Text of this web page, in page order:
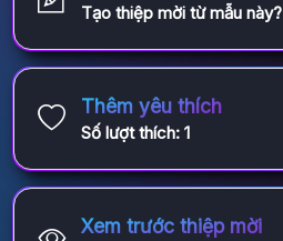
Tạo thiệp mời từ mẫu này?
Thêm yêu thích
Số lượt thích: 1
Xem trước thiệp mời